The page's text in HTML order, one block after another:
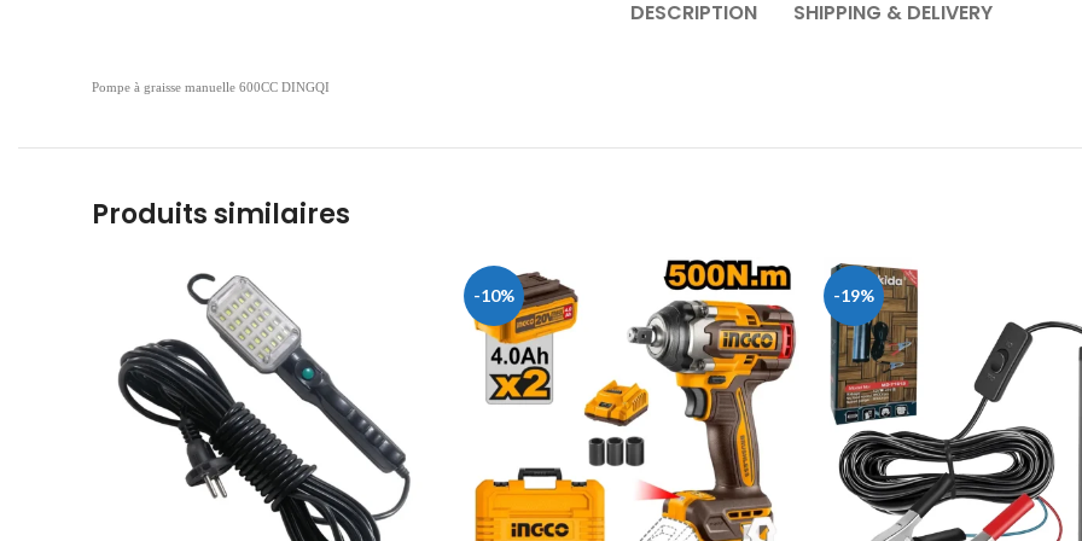
DESCRIPTION SHIPPING & DELIVERY
Pompe à graisse manuelle 600CC DINGQI
Produits similaires
-10% -19%